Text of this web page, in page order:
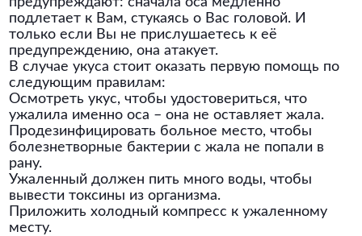
подлетает к Вам, стукаясь о Вас головой. И
только если Вы не прислушаетесь к её
предупреждению, она атакует.
В случае укуса стоит оказать первую помощь по
следующим правилам:
Осмотреть укус, чтобы удостовериться, что
ужалила именно оса – она не оставляет жала.
Продезинфицировать больное место, чтобы
болезнетворные бактерии с жала не попали в
рану.
Ужаленный должен пить много воды, чтобы
вывести токсины из организма.
Приложить холодный компресс к ужаленному
месту.